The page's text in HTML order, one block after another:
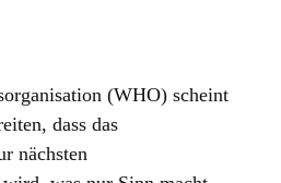
(WHO) scheint
dass das
nächsten